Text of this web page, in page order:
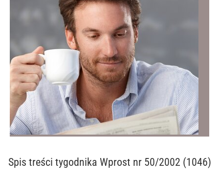
Spis treści tygodnika Wprost nr 50/2002 (1046)